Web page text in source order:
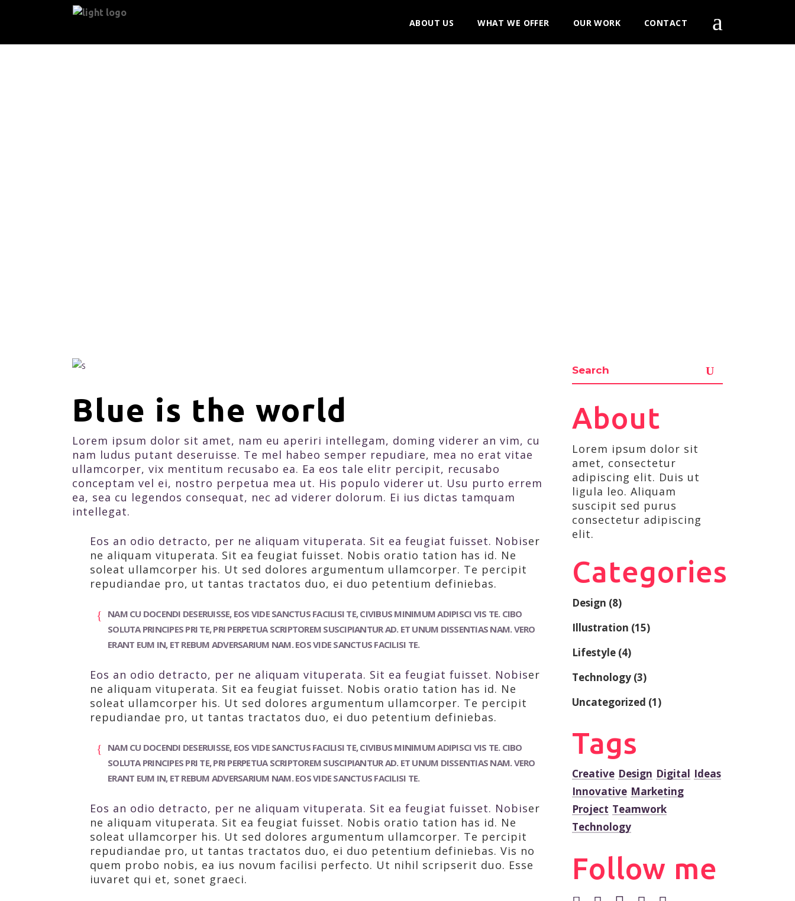
ABOUT US WHAT WE OFFER OUR WORK CONTACT
Blue is the world
Lorem ipsum dolor sit amet, nam eu aperiri intellegam, doming viderer an vim, cu
nam ludus putant deseruisse. Te mel habeo semper repudiare, mea no erat vitae
ullamcorper, vix mentitum recusabo ea. Ea eos tale elitr percipit, recusabo
conceptam vel ei, nostro perpetua mea ut. His populo viderer ut. Usu purto errem
ea, sea cu legendos consequat, nec ad viderer dolorum. Ei ius dictas tamquam
intellegat.
Eos an odio detracto, per ne aliquam vituperata. Sit ea feugiat fuisset. Nobiser
ne aliquam vituperata. Sit ea feugiat fuisset. Nobis oratio tation has id. Ne
soleat ullamcorper his. Ut sed dolores argumentum ullamcorper. Te percipit
repudiandae pro, ut tantas tractatos duo, ei duo petentium definiebas.
NAM CU DOCENDI DESERUISSE, EOS VIDE SANCTUS FACILISI TE, CIVIBUS MINIMUM ADIPISCI VIS TE. CIBO
SOLUTA PRINCIPES PRI TE, PRI PERPETUA SCRIPTOREM SUSCIPIANTUR AD. ET UNUM DISSENTIAS NAM. VERO
ERANT EUM IN, ET REBUM ADVERSARIUM NAM. EOS VIDE SANCTUS FACILISI TE.
Eos an odio detracto, per ne aliquam vituperata. Sit ea feugiat fuisset. Nobiser
ne aliquam vituperata. Sit ea feugiat fuisset. Nobis oratio tation has id. Ne
soleat ullamcorper his. Ut sed dolores argumentum ullamcorper. Te percipit
repudiandae pro, ut tantas tractatos duo, ei duo petentium definiebas.
NAM CU DOCENDI DESERUISSE, EOS VIDE SANCTUS FACILISI TE, CIVIBUS MINIMUM ADIPISCI VIS TE. CIBO
SOLUTA PRINCIPES PRI TE, PRI PERPETUA SCRIPTOREM SUSCIPIANTUR AD. ET UNUM DISSENTIAS NAM. VERO
ERANT EUM IN, ET REBUM ADVERSARIUM NAM. EOS VIDE SANCTUS FACILISI TE.
Eos an odio detracto, per ne aliquam vituperata. Sit ea feugiat fuisset. Nobiser
ne aliquam vituperata. Sit ea feugiat fuisset. Nobis oratio tation has id. Ne
soleat ullamcorper his. Ut sed dolores argumentum ullamcorper. Te percipit
repudiandae pro, ut tantas tractatos duo, ei duo petentium definiebas. Vis no
quem probo nobis, ea ius novum facilisi perfecto. Ut nihil scripserit duo. Esse
iuvaret qui et, sonet graeci.
About
Lorem ipsum dolor sit
amet, consectetur
adipiscing elit. Duis ut
ligula leo. Aliquam
suscipit sed purus
consectetur adipiscing
elit.
Categories
Design (8)
Illustration (15)
Lifestyle (4)
Technology (3)
Uncategorized (1)
Tags
Creative Design Digital Ideas
Innovative Marketing
Project Teamwork
Technology
Follow me